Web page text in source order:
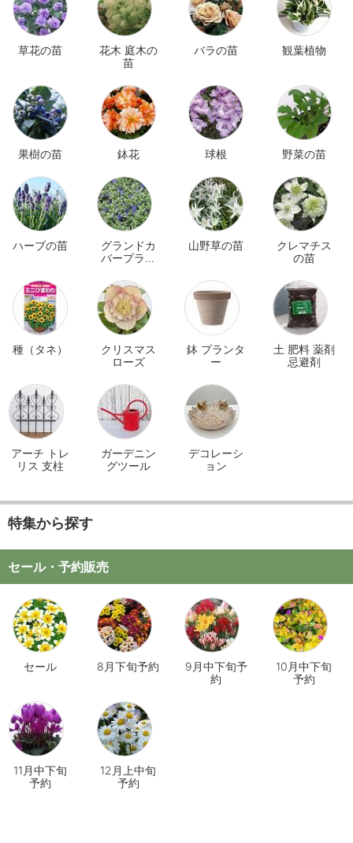
草花の苗
花木 庭木の
苗
バラの苗 観葉植物
果樹の苗 鉢花 球根 野菜の苗
ハーブの苗
グランドカ
バープラン
山野草の苗
クレマチス
の苗
種（タネ）
クリスマス
ローズ
鉢 プランタ
ー
土 肥料 薬剤
忌避剤
アーチ トレ
リス 支柱
ガーデニン
グツール
デコレーシ
ョン
特集から探す
セール・予約販売
セール 8月下旬予約
9月中下旬予
約
10月中下旬
予約
11月中下旬
予約
12月上中旬
予約